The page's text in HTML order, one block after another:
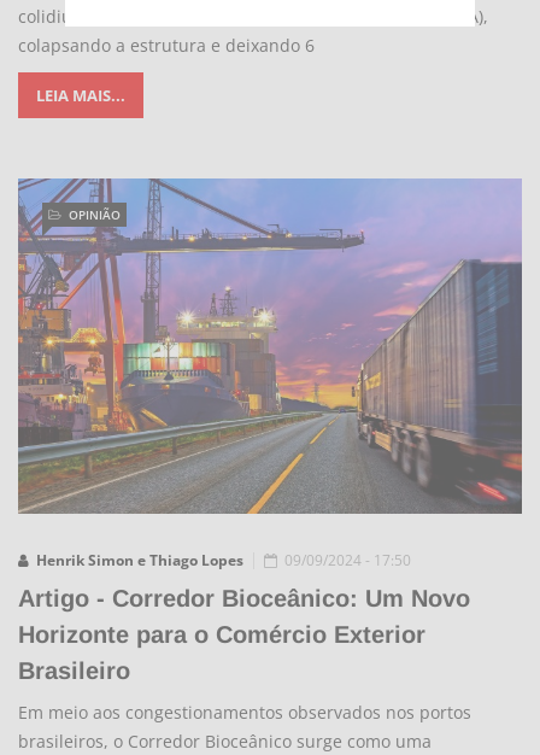
colidiu com a ponte Francis Scott Key, em Baltimore (EUA),
colapsando a estrutura e deixando 6
LEIA MAIS...
Henrik Simon e Thiago Lopes
OPINIÃO
09/09/2024 - 17:50
Artigo - Corredor Bioceânico: Um Novo
Horizonte para o Comércio Exterior
Brasileiro
Em meio aos congestionamentos observados nos portos
brasileiros, o Corredor Bioceânico surge como uma